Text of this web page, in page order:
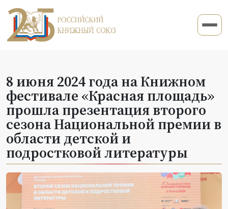
8 июня 2024 года на Книжном
фестивале «Красная площадь»
прошла презентация второго
сезона Национальной премии в
области детской и
подростковой литературы